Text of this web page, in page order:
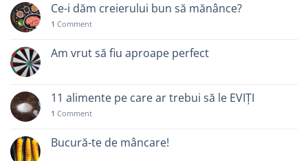
Ce-i dăm creierului bun să mănânce?
1 Comment
Am vrut să fiu aproape perfect
11 alimente pe care ar trebui să le EVIȚI
1 Comment
Bucură-te de mâncare!